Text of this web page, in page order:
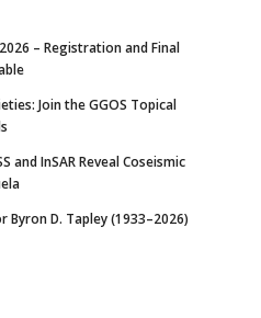
– Registration and Final
Join the GGOS Topical
and InSAR Reveal Coseismic
Byron D. Tapley (1933–2026)